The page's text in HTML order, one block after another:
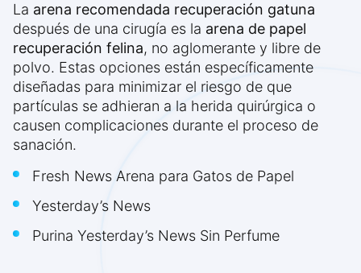
La arena recomendada recuperación gatuna
después de una cirugía es la arena de papel
recuperación felina, no aglomerante y libre de
polvo. Estas opciones están específicamente
diseñadas para minimizar el riesgo de que
partículas se adhieran a la herida quirúrgica o
causen complicaciones durante el proceso de
sanación.
Fresh News Arena para Gatos de Papel
Yesterday’s News
Purina Yesterday’s News Sin Perfume